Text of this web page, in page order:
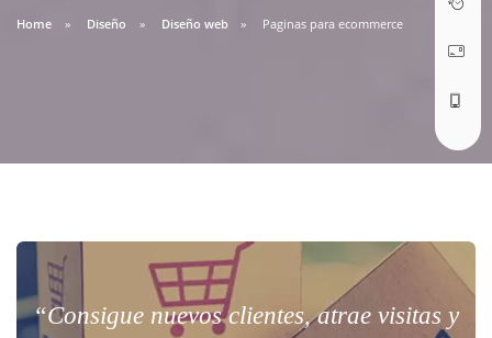
Home Diseño Diseño web Paginas para ecommerce
“Consigue nuevos clientes, atrae visitas y
ABRIR TICKET